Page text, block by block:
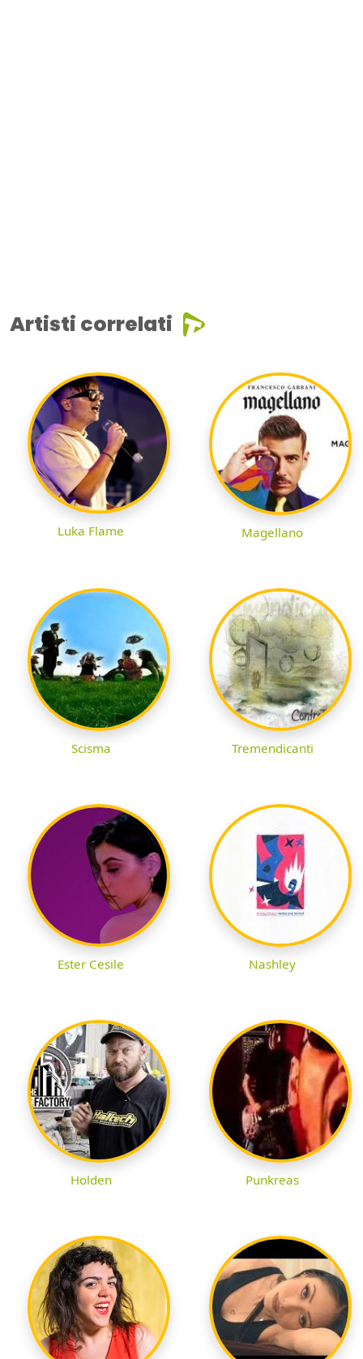
Artisti correlati
Luka Flame Magellano
Scisma Tremendicanti
Ester Cesile Nashley
Holden Punkreas